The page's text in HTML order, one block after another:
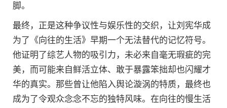
脚。
最终，正是这种争议性与娱乐性的交织，让刘宪华成
为了《向往的生活》早期一个无法替代的记忆符号。
他证明了综艺人物的吸引力，未必来自毫无瑕疵的完
美，而可能来自鲜活立体、敢于暴露笨拙却也闪耀才
华的真实。那些曾让他陷入舆论漩涡的特质，最终也
成为了令观众念念不忘的独特风味。在向往的慢生活